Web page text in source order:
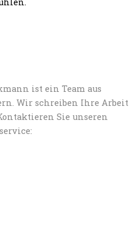
ist ein Team aus
Wir schreiben Ihre Arbeit
Sie unseren